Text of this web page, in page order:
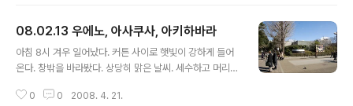
으로 오렌지, 자몽, 파인에플까지 후식으로 먹어주었다. 일
본 쌀은 맛있다. 금새 일본 생활에 적응해 버린 것 같은 생
각이 든다. 룸으로 올라와 Do not disturb를 문에 걸어두
니 사람들이 우산을 쓰고 지나간다. 고쿄가 걱정이다. 우산
08.02.13 우에노, 아사쿠사, 아키하바라
아침 8시 겨우 일어났다. 커튼 사이로 햇빛이 강하게 들어
온다. 창밖을 바라봤다. 상당히 맑은 날씨. 세수하고 머리감
터 가득 담아 버렸다. 일본 미소 된장국을 조금 담고 빵과
0 0 2008. 4. 21.